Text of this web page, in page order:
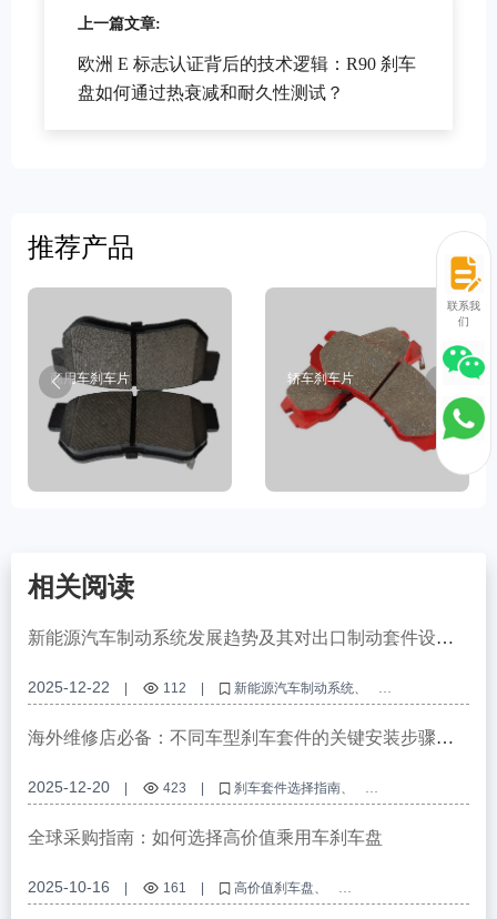
上一篇文章:
欧洲 E 标志认证背后的技术逻辑：R90 刹车
盘如何通过热衰减和耐久性测试？
推荐产品
商用车刹车片 轿车刹车片
相关阅读
新能源汽车制动系统发展趋势及其对出口制动套件设计
2025-12-22 112
新能源汽车制动系统
刹车套件兼容性
刹车套件安装指南
ABS齿圈套件
电动汽车制动材料
海外维修店必备：不同车型刹车套件的关键安装步骤和
2025-12-20 423
刹车套件选择指南
兼容性判断方法
刹车套件安装步骤
维修店刹车知识
制动系统检查清单
全球采购指南：如何选择高价值乘用车刹车盘
2025-10-16 161
高价值刹车盘
乘用车制动盘的选择
多层防腐保护
刹车盘保修
联系我
们